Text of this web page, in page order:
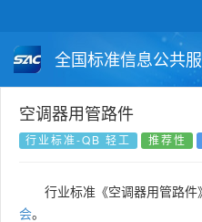
全国标准信息公共
国家标准
国外标准 技术
空调器用管路件
行业标准-QB 轻工 推荐性
行业标准《空调器用管路件
会。